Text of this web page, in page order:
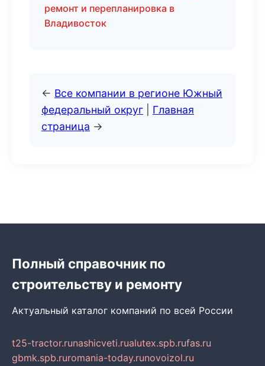
ремонт и перепланировка в
Владивосток
← Все компании в регионе Южный
федеральный округ
Главная
страница →
Полный справочник по
строительству и ремонту
Актуальный каталог компаний по всей России
t25-tractor.runashicveti.rualutex.spb.rufas.ru
gbmk.spb.ruromania-today.runovoizol.ru